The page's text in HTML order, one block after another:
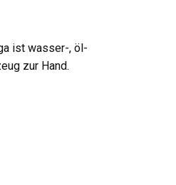
ist wasser-, öl-
zur Hand.